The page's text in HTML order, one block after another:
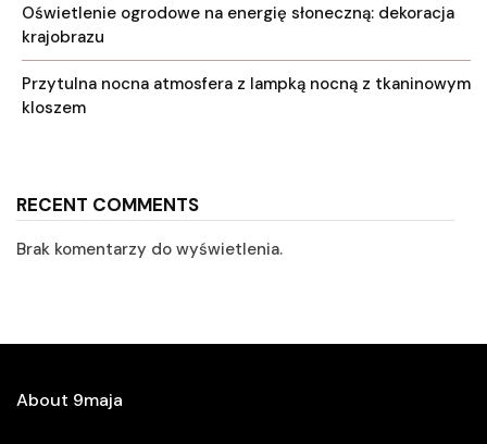
Oświetlenie ogrodowe na energię słoneczną: dekoracja
krajobrazu
Przytulna nocna atmosfera z lampką nocną z tkaninowym
kloszem
RECENT COMMENTS
Brak komentarzy do wyświetlenia.
About 9maja